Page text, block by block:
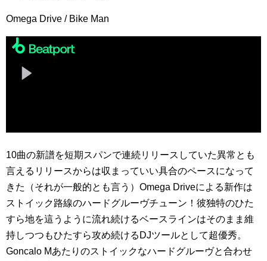
Omega Drive / Bike Man
10曲の新譜を短期スパンで連続リリースしていた異常とも
言えるリリースからは収まっていい具合のペースになって
きた（それが一般的とも言う）Omega Driveによる新作は
ストイック路線のハードグルーヴチューン！彼独特のひた
すら地を這うように流れ続けるベースラインはそのまま維
持しつつもひたすら攻め続けるDJツールとして超優秀。
Goncalo Mあたりのストイックなハードグルーヴと合わせ